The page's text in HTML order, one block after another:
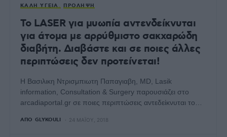
ΚΑΛΉ ΥΓΕΊΑ ΠΡΌΛΗΨΗ
To LASER για μυωπία αντενδείκνυται
για άτομα με αρρύθμιστο σακχαρώδη
διαβήτη. Διαβάστε και σε ποιες άλλες
περιπτώσεις δεν προτείνεται!
Η Βασιλικη Ντρισμπιωτη Παπαγιαβη, MD, Lasik
information, Consultation & Surgery παρουσιάζει στο
arcadiaportal.gr σε ποιες περιπτώσεις αντεδείκνυται το…
ΑΠΌ GLYKOULI 24 ΜΑΪ́ΟΥ, 2018